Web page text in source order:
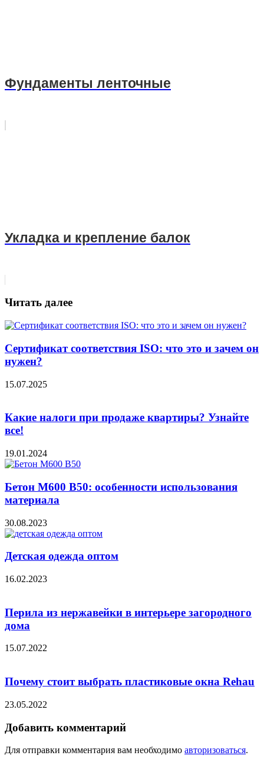
Фундаменты ленточные
Укладка и крепление балок
Читать далее
Сертификат соответствия ISO: что это и зачем он
нужен?
15.07.2025
Какие налоги при продаже квартиры? Узнайте
все!
19.01.2024
Бетон М600 В50: особенности использования
материала
30.08.2023
Детская одежда оптом
16.02.2023
Перила из нержавейки в интерьере загородного
дома
15.07.2022
Почему стоит выбрать пластиковые окна Rehau
23.05.2022
Добавить комментарий
Для отправки комментария вам необходимо авторизоваться.